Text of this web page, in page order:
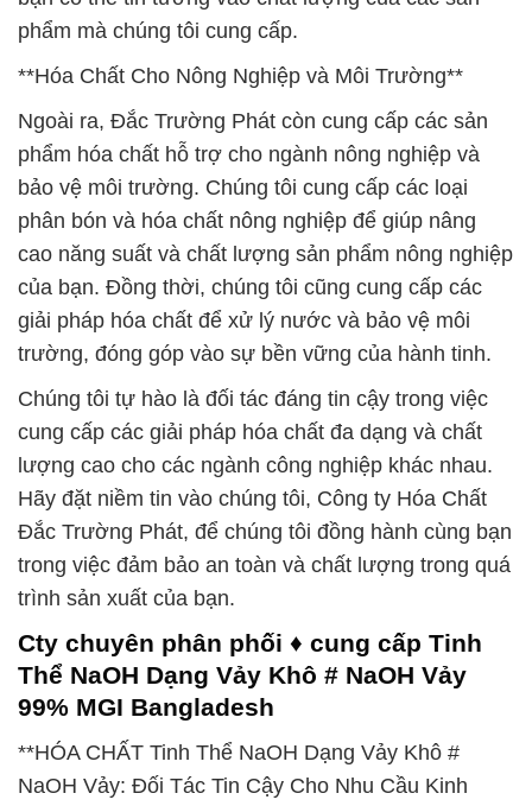
phẩm mà chúng tôi cung cấp.
**Hóa Chất Cho Nông Nghiệp và Môi Trường**
Ngoài ra, Đắc Trường Phát còn cung cấp các sản
phẩm hóa chất hỗ trợ cho ngành nông nghiệp và
bảo vệ môi trường. Chúng tôi cung cấp các loại
phân bón và hóa chất nông nghiệp để giúp nâng
cao năng suất và chất lượng sản phẩm nông nghiệp
của bạn. Đồng thời, chúng tôi cũng cung cấp các
giải pháp hóa chất để xử lý nước và bảo vệ môi
trường, đóng góp vào sự bền vững của hành tinh.
Chúng tôi tự hào là đối tác đáng tin cậy trong việc
cung cấp các giải pháp hóa chất đa dạng và chất
lượng cao cho các ngành công nghiệp khác nhau.
Hãy đặt niềm tin vào chúng tôi, Công ty Hóa Chất
Đắc Trường Phát, để chúng tôi đồng hành cùng bạn
trong việc đảm bảo an toàn và chất lượng trong quá
trình sản xuất của bạn.
Cty chuyên phân phối ♦ cung cấp Tinh
Thể NaOH Dạng Vảy Khô # NaOH Vảy
99% MGI Bangladesh
**HÓA CHẤT Tinh Thể NaOH Dạng Vảy Khô #
NaOH Vảy: Đối Tác Tin Cậy Cho Nhu Cầu Kinh